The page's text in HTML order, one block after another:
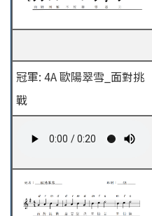
冠軍: 4A 歐陽翠雪_面對挑
戰